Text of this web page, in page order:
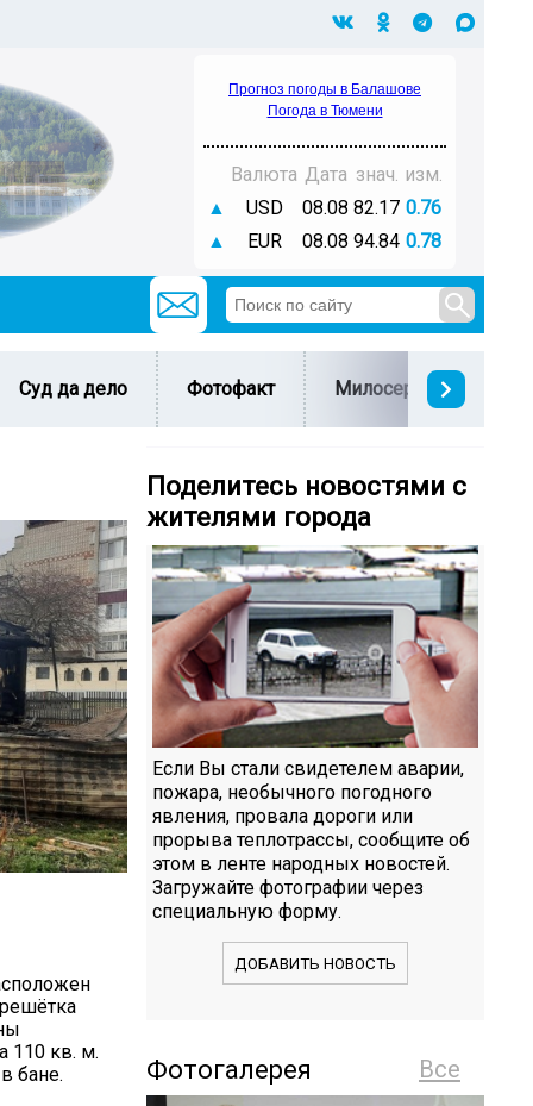
Прогноз погоды в Балашове
Погода в Тюмени
Валюта Дата знач. изм.
▲
USD 08.08 82.17 0.76
▲
EUR 08.08 94.84 0.78
Суд да дело Фотофакт Милосердие
110 кв. м.
бане.
Поделитесь новостями с
жителями города
Если Вы стали свидетелем аварии,
пожара, необычного погодного
явления, провала дороги или
прорыва теплотрассы, сообщите об
этом в ленте народных новостей.
Загружайте фотографии через
специальную форму.
ДОБАВИТЬ НОВОСТЬ
Все
Фотогалерея